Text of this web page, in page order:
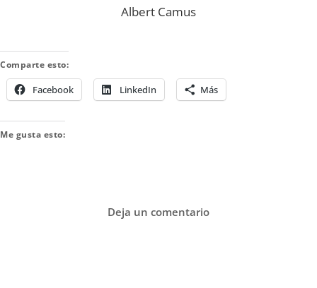
Albert Camus
Comparte esto:
Facebook LinkedIn Más
Me gusta esto:
Deja un comentario